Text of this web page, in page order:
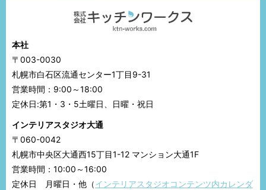
本社
〒003-0030
札幌市白石区流通センター1丁目9-31
営業時間：9:00～18:00
定休日:第1・3・5土曜日、日曜・祝日
インテリアスタジオ大通
〒060-0042
札幌市中央区大通西15丁目1-12 マンション大通1F
営業時間：10:00～16:00
定休日 月曜日・他（インテリアスタジオコンテンツ内カレンダ